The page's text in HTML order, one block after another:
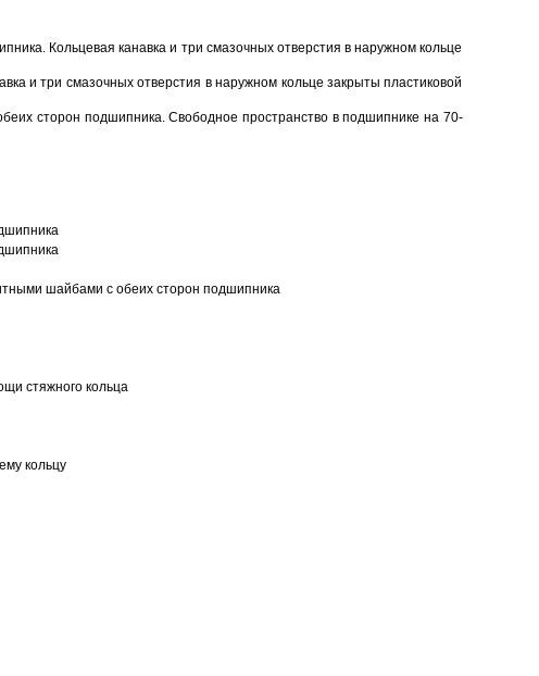
Кольцевая канавка и три смазочных отверстия в наружном кольце
и три смазочных отверстия в наружном кольце закрыты пластиковой
сторон подшипника. Свободное пространство в подшипнике на 70-
шайбами с обеих сторон подшипника
стяжного кольца
кольцу